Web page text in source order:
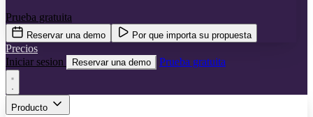
Prueba gratuita
Reservar una demo Por que importa su propuesta
Precios
Iniciar sesion
Reservar una demo Prueba gratuita
Producto